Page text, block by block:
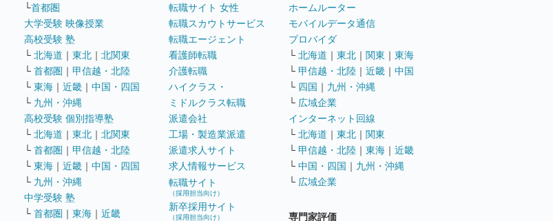
└首都圏
大学受験 映像授業
高校受験 塾
└ 北海道 ｜ 東北 ｜ 北関東
└ 首都圏 ｜ 甲信越・北陸
└ 東海 ｜ 近畿 ｜ 中国・四国
└ 九州・沖縄
高校受験 個別指導塾
└ 北海道 ｜ 東北 ｜ 北関東
└ 首都圏 ｜ 甲信越・北陸
└ 東海 ｜ 近畿 ｜ 中国・四国
└ 九州・沖縄
中学受験 塾
└ 首都圏 ｜ 東海 ｜ 近畿
転職サイト 女性
転職スカウトサービス
転職エージェント
看護師転職
介護転職
ハイクラス・
ミドルクラス転職
派遣会社
工場・製造業派遣
派遣求人サイト
求人情報サービス
転職サイト
（採用担当向け）
新卒採用サイト
（採用担当向け）
ホームルーター
モバイルデータ通信
プロバイダ
└ 北海道 ｜ 東北 ｜ 関東 ｜ 東海
└ 甲信越・北陸 ｜ 近畿 ｜ 中国
└ 四国 ｜ 九州・沖縄
└ 広域企業
インターネット回線
└ 北海道 ｜ 東北 ｜ 関東
└ 甲信越・北陸 ｜ 東海 ｜ 近畿
└ 中国・四国 ｜ 九州・沖縄
└ 広域企業
専門家評価